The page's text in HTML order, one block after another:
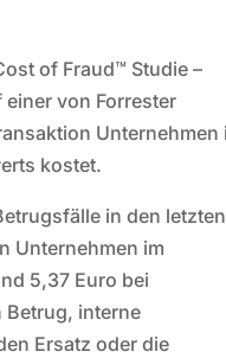
of Fraud™ Studie –
von Forrester
Unternehmen
kostet.
in den letzten
Unternehmen im
5,37 Euro bei
Betrug, interne
Ersatz oder die